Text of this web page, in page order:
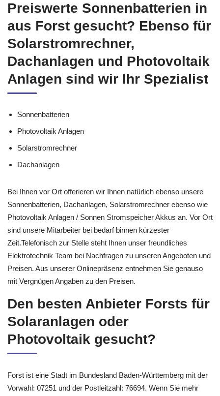
Preiswerte Sonnenbatterien in
aus Forst gesucht? Ebenso für
Solarstromrechner,
Dachanlagen und Photovoltaik
Anlagen sind wir Ihr Spezialist
Sonnenbatterien
Photovoltaik Anlagen
Solarstromrechner
Dachanlagen
Bei Ihnen vor Ort offerieren wir Ihnen natürlich ebenso unsere
Sonnenbatterien, Dachanlagen, Solarstromrechner ebenso wie
Photovoltaik Anlagen / Sonnen Stromspeicher Akkus an. Vor Ort
sind unsere Mitarbeiter bei bedarf binnen kürzester
Zeit.Telefonisch zur Stelle steht Ihnen unser freundliches
Elektrotechnik Team bei Nachfragen zu unseren Angeboten und
Preisen. Aus unserer Onlinepräsenz entnehmen Sie genauso
mit Vergnügen Angaben zu den Preisen.
Den besten Anbieter Forsts für
Solaranlagen oder
Photovoltaik gesucht?
Forst ist eine Stadt im Bundesland Baden-Württemberg mit der
Vorwahl: 07251 und der Postleitzahl: 76694. Wenn Sie mehr